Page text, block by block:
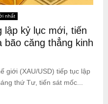
nhất
lập kỷ lục mới, tiến
bão căng thẳng kinh
giới (XAU/USD) tiếp tục lập
thứ Tư, tiến sát mốc...